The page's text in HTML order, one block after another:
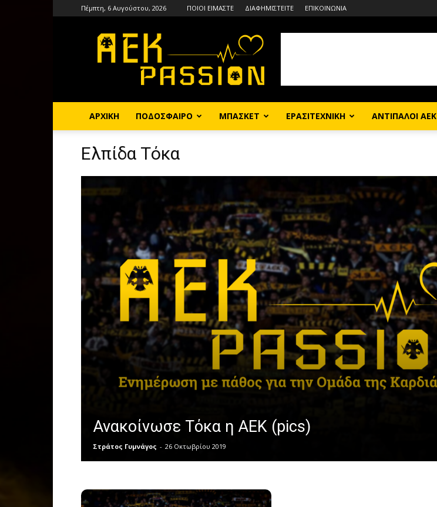
Πέμπτη, 6 Αυγούστου, 2026 ΠΟΙΟΙ ΕΙΜΑΣΤΕ ΔΙΑΦΗΜΙΣΤΕΙΤΕ ΕΠΙΚΟΙΝΩΝΙΑ
ΑΡΧΙΚΗ ΠΟΔΟΣΦΑΙΡΟ ΜΠΑΣΚΕΤ ΕΡΑΣΙΤΕΧΝΙΚΗ ΑΝΤΙΠΑΛΟΙ ΑΕΚ
Ελπίδα Τόκα
Ανακοίνωσε Τόκα η ΑΕΚ (pics)
Στράτος Γυμνάγος - 26 Οκτωβρίου 2019